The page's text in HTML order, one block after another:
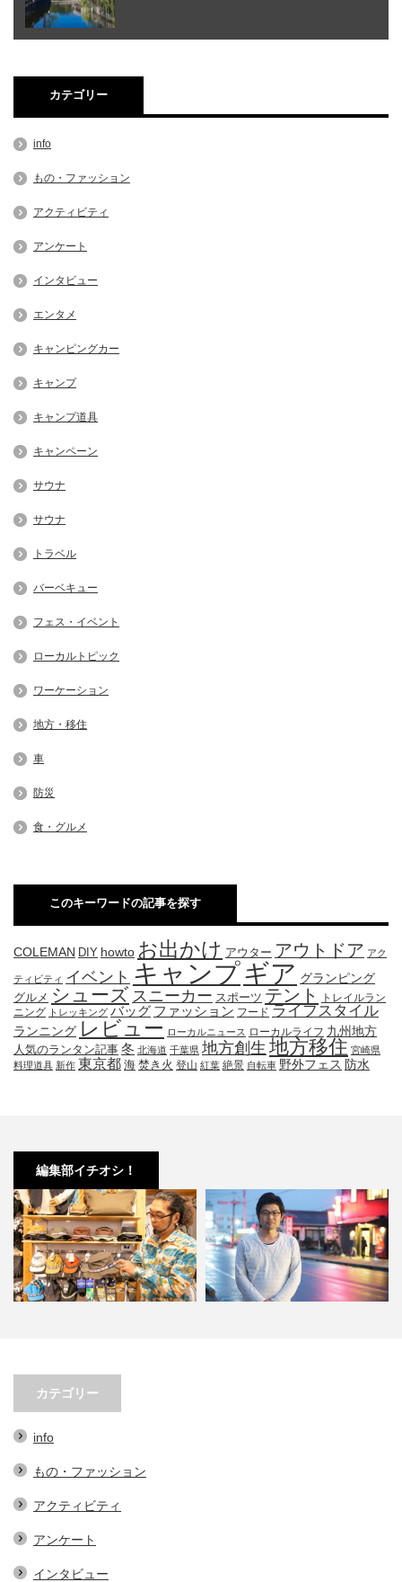
カテゴリー
info
もの・ファッション
アクティビティ
アンケート
インタビュー
エンタメ
キャンピングカー
キャンプ
キャンプ道具
キャンペーン
サウナ
サウナ
トラベル
バーベキュー
フェス・イベント
ローカルトピック
ワーケーション
地方・移住
車
防災
食・グルメ
このキーワードの記事を探す
COLEMAN DIY howto お出かけ アウター アウトドア アク
ティビティ イベント キャンプギア グランピング
グルメ シューズ スニーカー スポーツ テント
トレイルラン
ニング トレッキング バッグ ファッション フード ライフスタイル
ランニング レビュー ローカルニュース ローカルライフ 九州地方
人気のランタン記事 冬 北海道 千葉県 地方創生 地方移住 宮崎県
料理道具 新作 東京都 海 焚き火 登山 紅葉 絶景 自転車 野外フェス 防水
編集部イチオシ！
必須！KAVUの帽子３選。オ
ャレで実用的なアイテム…
カテゴリー
info
もの・ファッション
アクティビティ
アンケート
インタビュー